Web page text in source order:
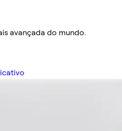
avançada do mundo.